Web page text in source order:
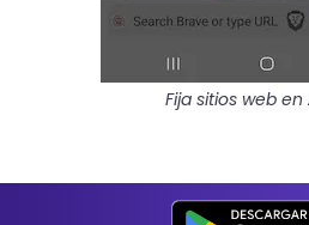
Fija sitios web